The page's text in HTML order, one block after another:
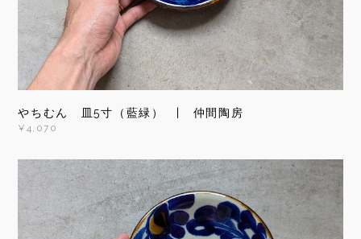
やちむん 皿5寸（藍緑） | 仲間陶房
¥4,070